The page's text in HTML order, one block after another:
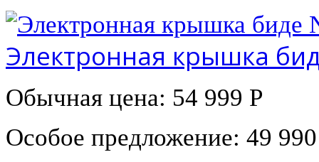
Электронная крышка
Обычная цена: 54 999 Р
Особое предложение: 49